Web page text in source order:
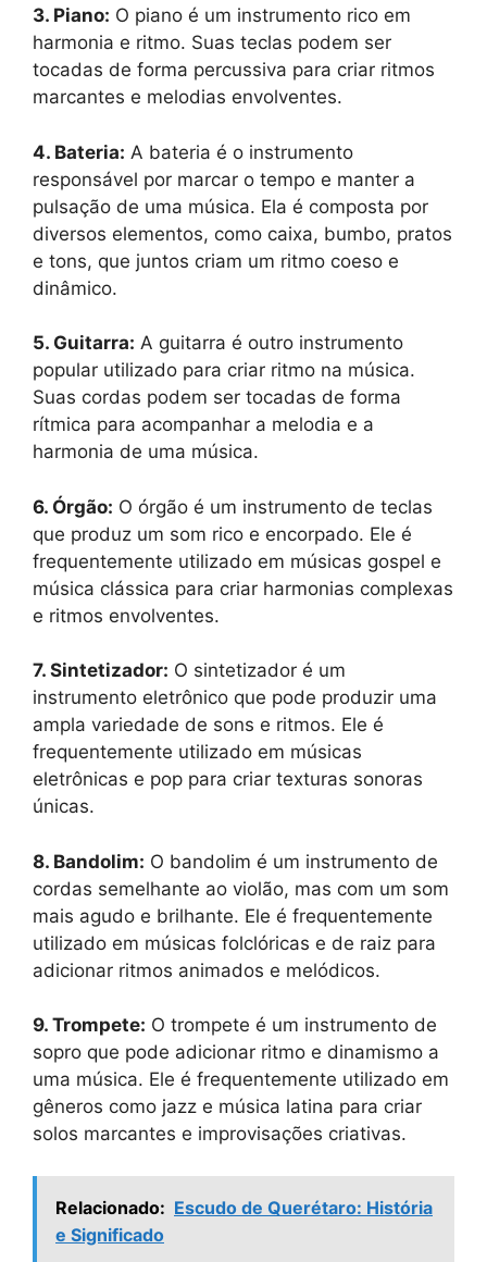
3. Piano: O piano é um instrumento rico em
harmonia e ritmo. Suas teclas podem ser
tocadas de forma percussiva para criar ritmos
marcantes e melodias envolventes.
4. Bateria: A bateria é o instrumento
responsável por marcar o tempo e manter a
pulsação de uma música. Ela é composta por
diversos elementos, como caixa, bumbo, pratos
e tons, que juntos criam um ritmo coeso e
dinâmico.
5. Guitarra: A guitarra é outro instrumento
popular utilizado para criar ritmo na música.
Suas cordas podem ser tocadas de forma
rítmica para acompanhar a melodia e a
harmonia de uma música.
6. Órgão: O órgão é um instrumento de teclas
que produz um som rico e encorpado. Ele é
frequentemente utilizado em músicas gospel e
música clássica para criar harmonias complexas
e ritmos envolventes.
7. Sintetizador: O sintetizador é um
instrumento eletrônico que pode produzir uma
ampla variedade de sons e ritmos. Ele é
frequentemente utilizado em músicas
eletrônicas e pop para criar texturas sonoras
únicas.
8. Bandolim: O bandolim é um instrumento de
cordas semelhante ao violão, mas com um som
mais agudo e brilhante. Ele é frequentemente
utilizado em músicas folclóricas e de raiz para
adicionar ritmos animados e melódicos.
9. Trompete: O trompete é um instrumento de
sopro que pode adicionar ritmo e dinamismo a
uma música. Ele é frequentemente utilizado em
gêneros como jazz e música latina para criar
solos marcantes e improvisações criativas.
Relacionado: Escudo de Querétaro: História
e Significado